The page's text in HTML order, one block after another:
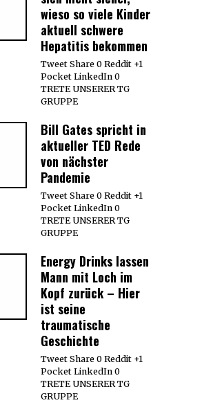
wieso so viele Kinder
aktuell schwere
Hepatitis bekommen
Tweet Share 0 Reddit +1
Pocket LinkedIn 0
TRETE UNSERER TG
GRUPPE
Bill Gates spricht in
aktueller TED Rede
von nächster
Pandemie
Tweet Share 0 Reddit +1
Pocket LinkedIn 0
TRETE UNSERER TG
GRUPPE
Energy Drinks lassen
Mann mit Loch im
Kopf zurück – Hier
ist seine
traumatische
Geschichte
Tweet Share 0 Reddit +1
Pocket LinkedIn 0
TRETE UNSERER TG
GRUPPE